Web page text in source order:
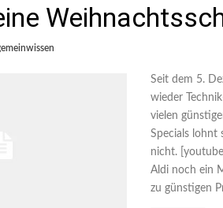
Seit dem 5.
wieder
vielen
Specials lohnt
nicht.
Aldi noch ein
zu günstigen